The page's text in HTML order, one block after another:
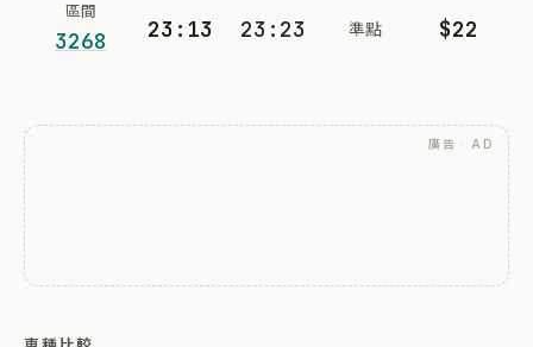
區間
3268 23:13 23:23 準點 $22
廣告 · AD